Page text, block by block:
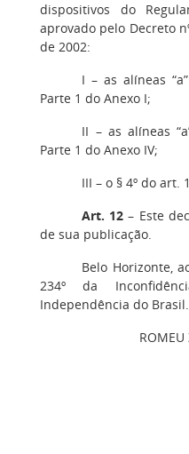
dispositivos do
aprovado pelo Decreto
de 2002:
I – as alíneas
Parte 1 do Anexo I;
II – as alíneas
Parte 1 do Anexo IV;
III – o § 4º do art.
Art. 12 – Este
de sua publicação.
Belo Horizonte,
234º da
Independência do Brasil.
ROMEU